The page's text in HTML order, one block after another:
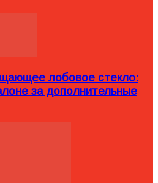
лобовое стекло:
за дополнительные